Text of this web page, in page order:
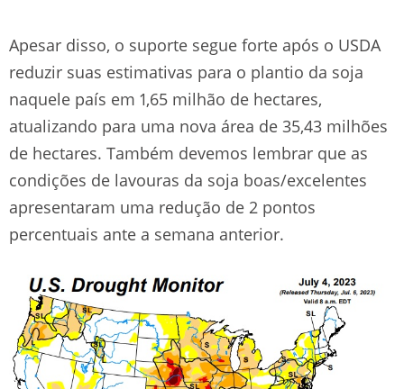
Apesar disso, o suporte segue forte após o USDA
reduzir suas estimativas para o plantio da soja
naquele país em 1,65 milhão de hectares,
atualizando para uma nova área de 35,43 milhões
de hectares. Também devemos lembrar que as
condições de lavouras da soja boas/excelentes
apresentaram uma redução de 2 pontos
percentuais ante a semana anterior.